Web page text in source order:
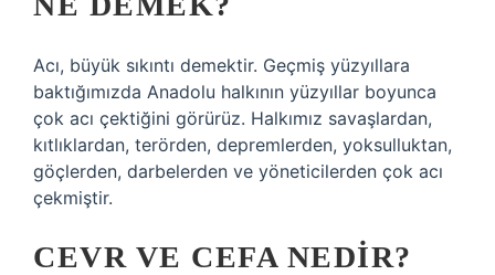
Acı, büyük sıkıntı demektir. Geçmiş yüzyıllara
baktığımızda Anadolu halkının yüzyıllar boyunca
çok acı çektiğini görürüz. Halkımız savaşlardan,
kıtlıklardan, terörden, depremlerden, yoksulluktan,
göçlerden, darbelerden ve yöneticilerden çok acı
çekmiştir.
CEVR VE CEFA NEDIR?